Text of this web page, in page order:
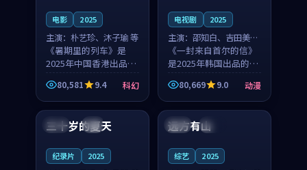
电影 2025
主演： 朴艺珍、沐子瑜 等
《暑期里的列车》是
2025年中国香港出品的
科幻新作，主创团队希
望用城市夜归人的故事
让观众停下来想一想。
朴艺珍领衔，沐子瑜担
任重要角色，郑书延的
80,581 9.4 科幻
电视剧 2025
主演： 邵知白、吉田美琴
等
《一封来自首尔的信》
是2025年韩国出品的动
漫新作，主创团队希望
用高考往事的故事让观
众停下来想一想。邵知
重要角色，谢承南的
80,669 9.0 动漫
法国 4K
三十岁的夏天
纪录片 2025
法国 独播
远方有山
综艺 2025